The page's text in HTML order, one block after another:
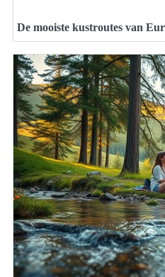
De mooiste kustroutes van